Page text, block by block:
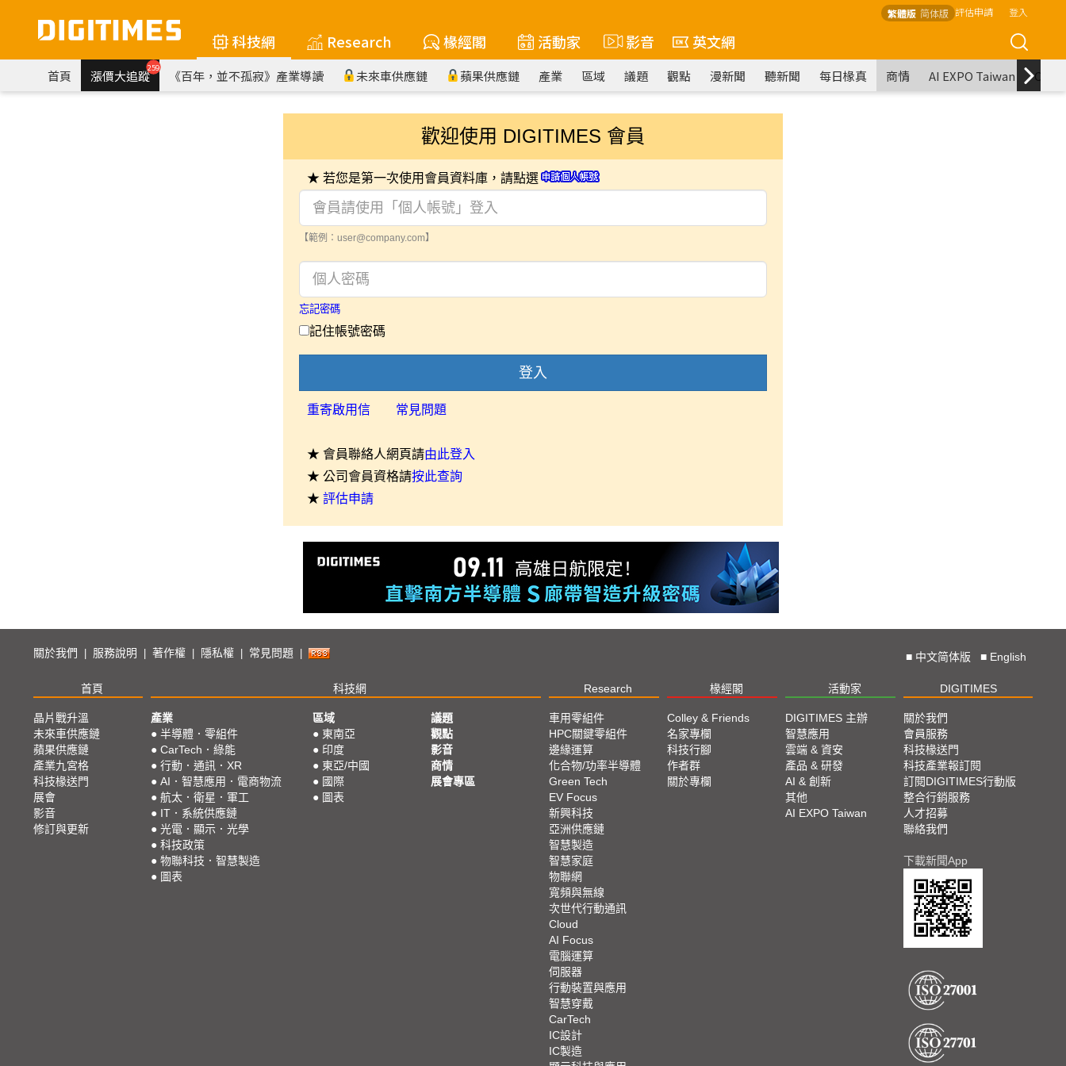
繁體版 简体版 評估申請 登入
科技網 Research 椽經閣 活動家 影音 英文網
首頁 漲價大追蹤259 《百年，並不孤寂》產業導讀 未來車供應鏈 蘋果供應鏈 產業 區域 議題 觀點 漫新聞 聽新聞 每日椽真 商情 AI EXPO Taiwan
歡迎使用 DIGITIMES 會員
★ 若您是第一次使用會員資料庫，請點選
【範例：user@company.com】
忘記密碼
記住帳號密碼
登入
重寄啟用信 常見問題
★ 會員聯絡人網頁請由此登入
★ 公司會員資格請按此查詢
★ 評估申請
關於我們 服務說明 著作權 隱私權 常見問題 ■ 中文简体版 ■ English
首頁 科技網 Research 椽經閣 活動家 DIGITIMES
晶片戰升溫
未來車供應鏈
蘋果供應鏈
產業九宮格
科技椽送門
展會
影音
修訂與更新
產業
● 半導體．零組件
● CarTech．綠能
● 行動．通訊．XR
● AI．智慧應用．電商物流
● 航太．衛星．軍工
● IT．系統供應鏈
● 光電．顯示．光學
● 科技政策
● 物聯科技．智慧製造
● 圖表
區域
● 東南亞
● 印度
● 東亞/中國
● 國際
● 圖表
議題
觀點
影音
商情
展會專區
車用零組件
HPC關鍵零組件
邊緣運算
化合物/功率半導體
Green Tech
EV Focus
新興科技
亞洲供應鏈
智慧製造
智慧家庭
物聯網
寬頻與無線
次世代行動通訊
Cloud
AI Focus
電腦運算
伺服器
行動裝置與應用
智慧穿戴
CarTech
IC設計
IC製造
Colley & Friends
名家專欄
科技行腳
作者群
關於專欄
DIGITIMES 主辦
智慧應用
雲端 & 資安
產品 & 研發
AI & 創新
其他
AI EXPO Taiwan
關於我們
會員服務
科技椽送門
科技產業報訂閱
訂閱DIGITIMES行動版
整合行銷服務
人才招募
聯絡我們
下載新聞App